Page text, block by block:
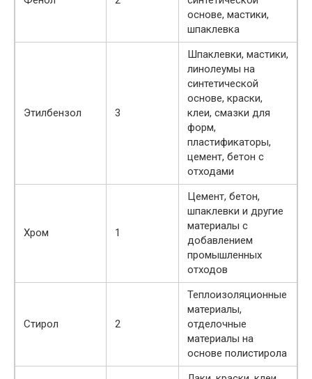
основе, мастики,
шпаклевка
Этилбензол 3
Шпаклевки, мастики,
линолеумы на
синтетической
основе, краски,
клеи, смазки для
форм,
пластификаторы,
цемент, бетон с
отходами
Хром 1
Цемент, бетон,
шпаклевки и другие
материалы с
добавлением
промышленных
отходов
Стирол 2
Теплоизоляционные
материалы,
отделочные
материалы на
основе полистирола